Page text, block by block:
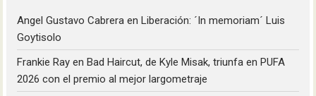
Angel Gustavo Cabrera enLiberación: ´In memoriam´ Luis
Goytisolo
Frankie Ray enBad Haircut, de Kyle Misak, triunfa en PUFA
2026 con el premio al mejor largometraje